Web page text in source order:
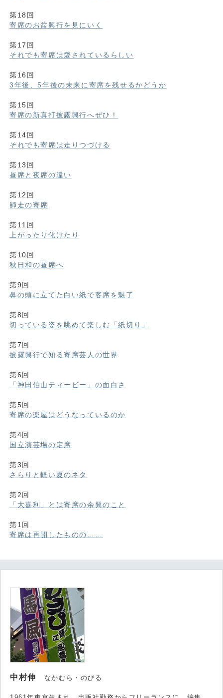
第18回
寄席のお盆興行を見にいく
第17回
それでも寄席は愛されているらしい
第16回
3年後、5年後の未来に寄席を残せるかどうか
第15回
寄席の新真打披露興行へぜひ！
第14回
それでも寄席は走りつづける
第13回
昼席と夜席の違い
第12回
師走の寄席
第11回
上がったり化けたり
第10回
秋日和の昼席へ
第9回
鼻の頭に立てた白い紙で客席を魅了
第8回
切っている姿を眺めて楽しむ「紙切り」
第7回
披露興行で知る寄席芸人の世界
第6回
「神田伯山ティービー」の面白さ
第5回
寄席の楽屋はどうなっているのか
第4回
国立演芸場の定席
第3回
さらりと軽い夏のネタ
第2回
「大喜利」とは寄席の余興のこと
第1回
寄席は再開したものの……
中村伸 なかむら・のびる